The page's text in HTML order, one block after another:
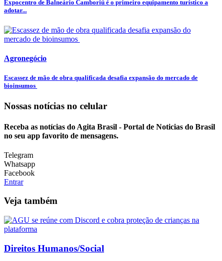
Expocentro de Balneário Camboriú é o primeiro equipamento turístico a
adotar...
Agronegócio
Escassez de mão de obra qualificada desafia expansão do mercado de
bioinsumos
Nossas notícias no celular
Receba as notícias do Agita Brasil - Portal de Noticias do Brasil
no seu app favorito de mensagens.
Telegram
Whatsapp
Facebook
Entrar
Veja também
Direitos Humanos/Social